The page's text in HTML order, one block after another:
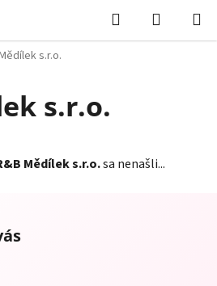
Hľadať
KOŠÍK
s.r.o.
s.r.o.
Mědílek s.r.o.sa nenašli...